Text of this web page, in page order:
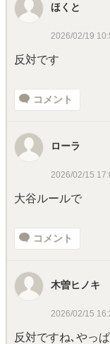
ほくと
2026/02/19
反対です
コメント
ローラ
2026/02/15
大谷ルールで
コメント
木曽ヒノキ
2026/02/15
反対ですね､やっ